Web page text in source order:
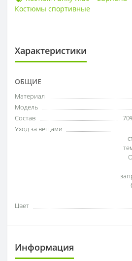
Костюмы спортивные
Характеристики
ОБЩИЕ
Материал
Модель
Состав
Уход за вещами
Цвет
Информация